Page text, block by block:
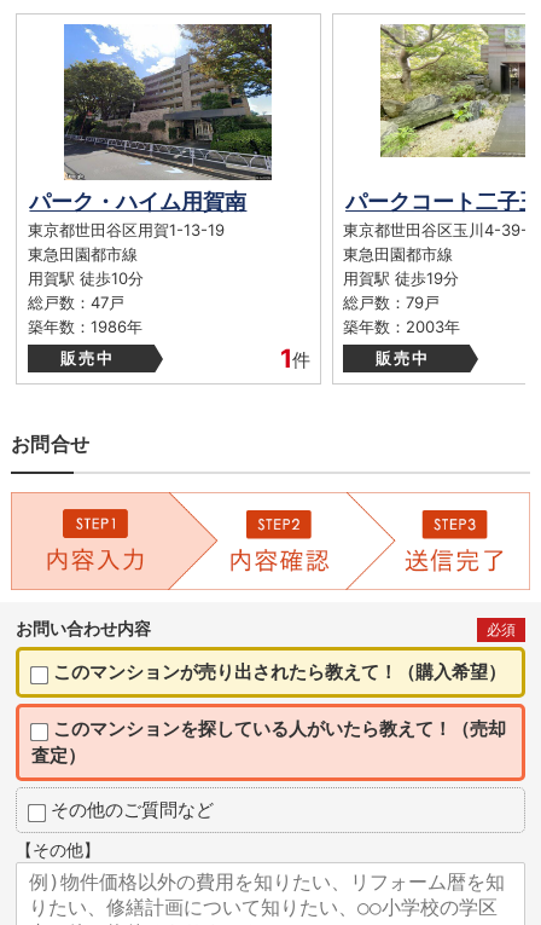
パーク・ハイム用賀南
東京都世田谷区用賀1-13-19
東急田園都市線
用賀駅 徒歩10分
総戸数：47戸
築年数：1986年
販売中
1件
パークコート二子
東京都世田谷区玉川4-39-2
東急田園都市線
用賀駅 徒歩19分
総戸数：79戸
築年数：2003年
販売中
お問合せ
お問い合わせ内容 必須
このマンションが売り出されたら教えて！（購入希望）
このマンションを探している人がいたら教えて！（売却
査定）
その他のご質問など
【その他】